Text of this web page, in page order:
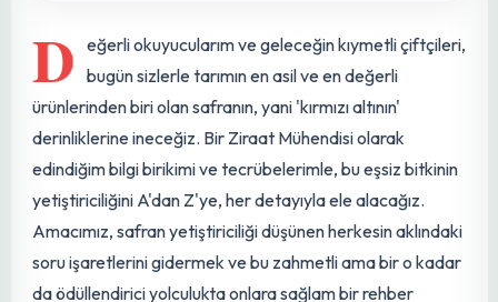
8 Paylaş
D
eğerli okuyucularım ve geleceğin kıymetli çiftçileri,
bugün sizlerle tarımın en asil ve en değerli
ürünlerinden biri olan safranın, yani 'kırmızı altının'
derinliklerine ineceğiz. Bir Ziraat Mühendisi olarak
edindiğim bilgi birikimi ve tecrübelerimle, bu eşsiz bitkinin